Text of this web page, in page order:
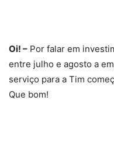
Oi! – Por falar em
entre julho e agosto a
serviço para a Tim
Que bom!